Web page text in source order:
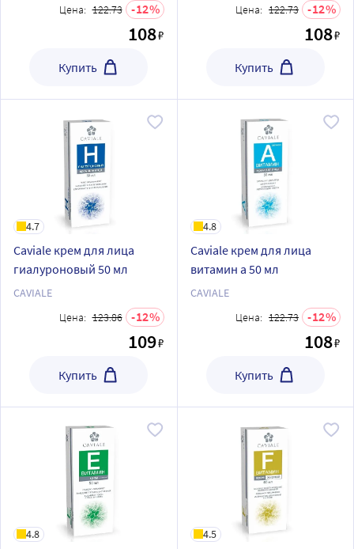
Цена: 122.73 12
108₽
Купить
Цена: 122.73 12
108₽
Купить
4.7
Caviale крем для лица
гиалуроновый 50 мл
CAVIALE
Цена: 123.86 12
109₽
Купить
4.8
Caviale крем для лица
витамин a 50 мл
CAVIALE
Цена: 122.73 12
108₽
Купить
4.8 4.5